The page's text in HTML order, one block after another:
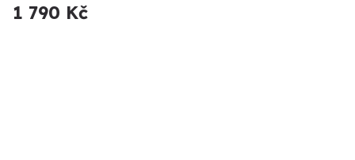
1 790 Kč